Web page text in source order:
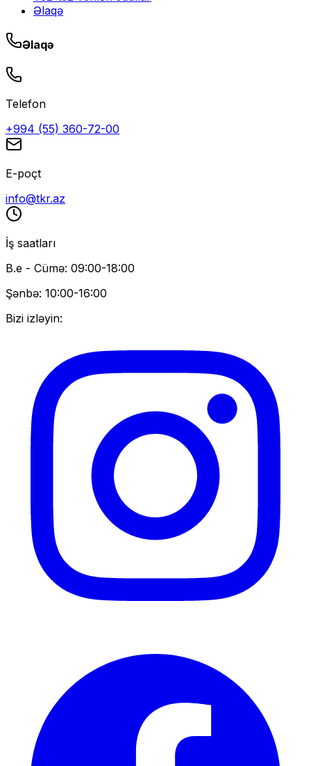
Əlaqə
Əlaqə
Telefon
+994 (55) 360-72-00
E-poçt
info@tkr.az
İş saatları
B.e - Cümə: 09:00-18:00
Şənbə: 10:00-16:00
Bizi izləyin: